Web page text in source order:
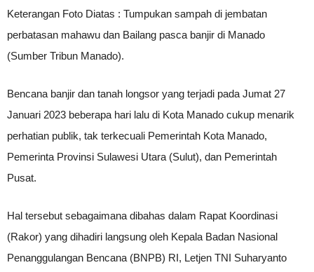
Keterangan Foto Diatas : Tumpukan sampah di jembatan
perbatasan mahawu dan Bailang pasca banjir di Manado
(Sumber Tribun Manado).
Bencana banjir dan tanah longsor yang terjadi pada Jumat 27
Januari 2023 beberapa hari lalu di Kota Manado cukup menarik
perhatian publik, tak terkecuali Pemerintah Kota Manado,
Pemerinta Provinsi Sulawesi Utara (Sulut), dan Pemerintah
Pusat.
Hal tersebut sebagaimana dibahas dalam Rapat Koordinasi
(Rakor) yang dihadiri langsung oleh Kepala Badan Nasional
Penanggulangan Bencana (BNPB) RI, Letjen TNI Suharyanto